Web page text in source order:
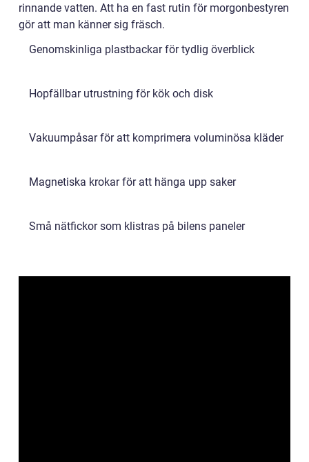
rinnande vatten. Att ha en fast rutin för morgonbestyren
gör att man känner sig fräsch.
Genomskinliga plastbackar för tydlig överblick
Hopfällbar utrustning för kök och disk
Vakuumpåsar för att komprimera voluminösa kläder
Magnetiska krokar för att hänga upp saker
Små nätfickor som klistras på bilens paneler